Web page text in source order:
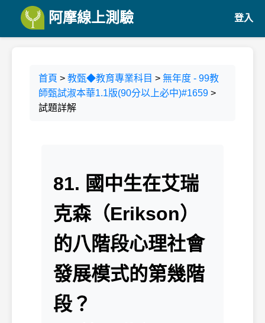
阿摩線上測驗 登入
首頁 > 教甄◆教育專業科目 > 無年度 - 99教
師甄試淑本華1.1版(90分以上必中)#1659 >
試題詳解
81. 國中生在艾瑞
克森（Erikson）
的八階段心理社會
發展模式的第幾階
段？